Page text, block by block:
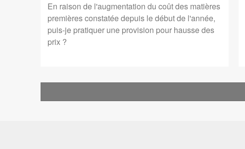
En raison de l'augmentation du coût des matières
premières constatée depuis le début de l'année,
puis-je pratiquer une provision pour hausse des
prix ?